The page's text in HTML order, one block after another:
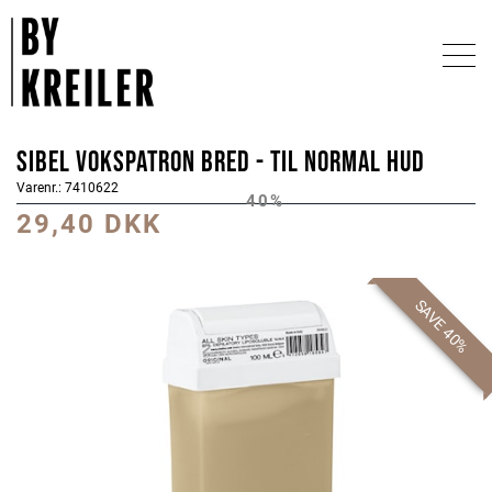
Sibel Vokspatron bred - til normal hud
Varenr.: 7410622
29,40 DKK
40%
SAVE 40%